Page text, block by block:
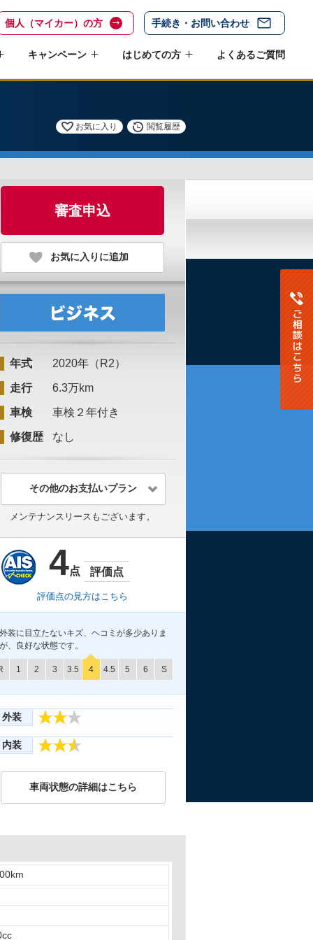
個人（マイカー）の方 手続き・お問い合わせ
キャンペーン はじめての方 よくあるご質問
お気に入り 閲覧履歴
審査申込
お気に入りに追加
年式 2020年（R2）
走行 6.3万km
車検 車検２年付き
修復歴 なし
その他のお支払いプラン
メンテナンスリースもございます。
4点 評価点
評価点の見方はこちら
装に目立たないキズ、ヘコミが多少ありま
、良好な状態です。
1 2 3 3.5 4 4.5 5 6 S
外装
内装
車両状態の詳細はこちら